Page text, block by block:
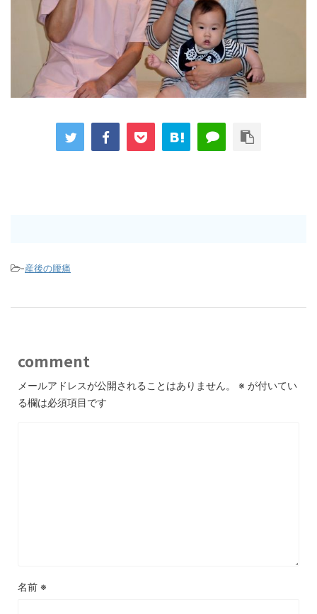
-産後の腰痛
comment
メールアドレスが公開されることはありません。 ※ が付いてい
る欄は必須項目です
名前 ※